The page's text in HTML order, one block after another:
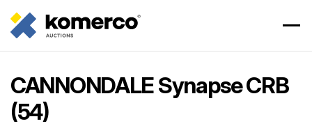
CANNONDALE Synapse CRB
(54)